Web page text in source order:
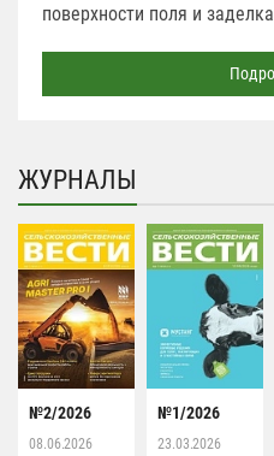
поверхности поля и
ЖУРНАЛЫ
№2/2026
08.06.2026
№1/2026
23.03.2026